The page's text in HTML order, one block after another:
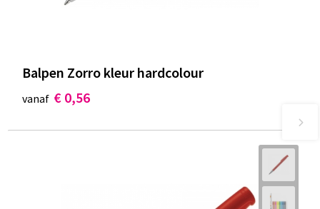
Balpen Zorro kleur hardcolour
vanaf € 0,56